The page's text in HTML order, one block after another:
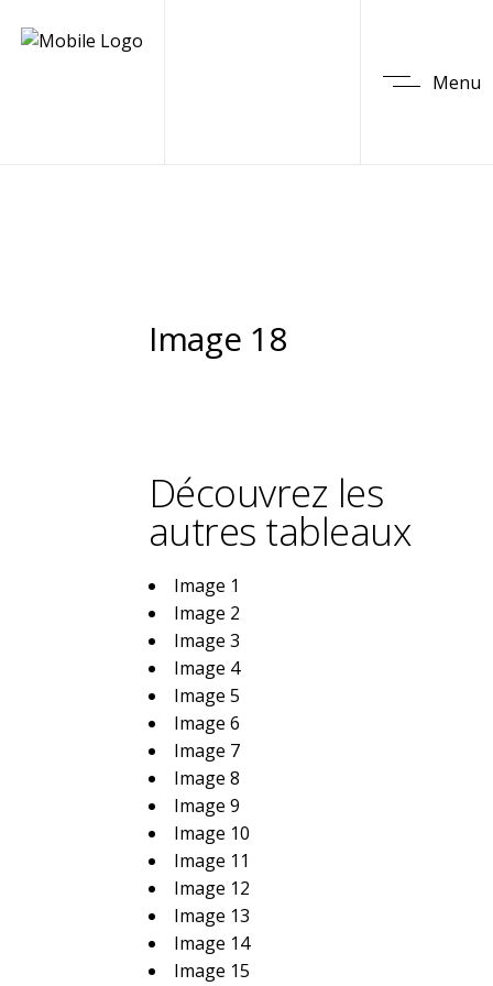
Menu
Image 18
Découvrez les
autres tableaux
Image 1
Image 2
Image 3
Image 4
Image 5
Image 6
Image 7
Image 8
Image 9
Image 10
Image 11
Image 12
Image 13
Image 14
Image 15